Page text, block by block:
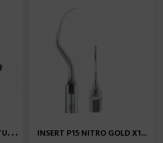
R
ACCORD METAL TUBE-TUBE... INSERT P15 NITRO GOLD X1...